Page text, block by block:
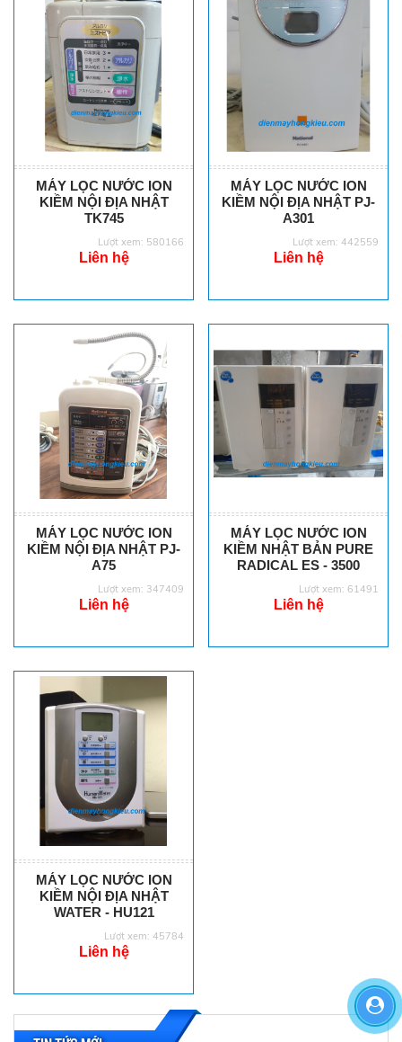
MÁY LỌC NƯỚC ION
KIỀM NỘI ĐỊA NHẬT
TK745
Lượt xem: 580166
Liên hệ
MÁY LỌC NƯỚC ION
KIỀM NỘI ĐỊA NHẬT PJ-
A301
Lượt xem: 442559
Liên hệ
MÁY LỌC NƯỚC ION
KIỀM NỘI ĐỊA NHẬT PJ-
A75
Lượt xem: 347409
Liên hệ
MÁY LỌC NƯỚC ION
KIỀM NHẬT BẢN PURE
RADICAL ES - 3500
Lượt xem: 61491
Liên hệ
MÁY LỌC NƯỚC ION
KIỀM NỘI ĐỊA NHẬT
WATER - HU121
Lượt xem: 45784
Liên hệ